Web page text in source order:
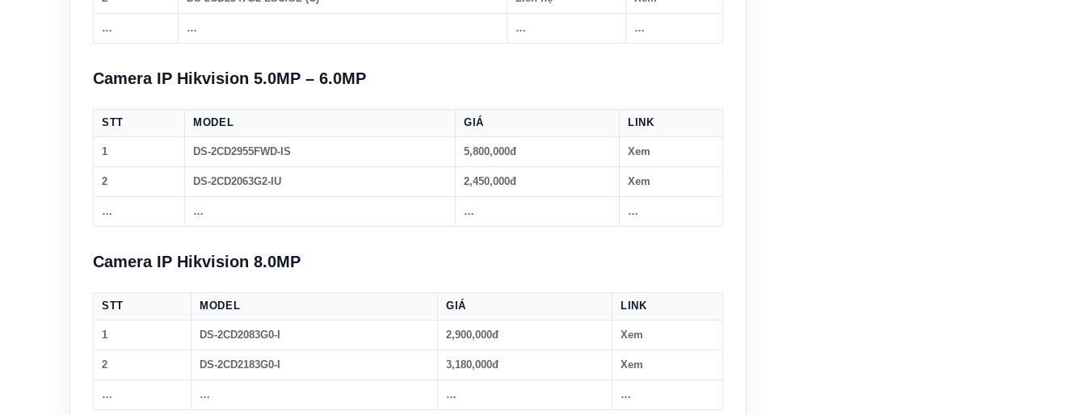
… … … …
Camera IP Hikvision 5.0MP – 6.0MP
STT MODEL GIÁ LINK
1 DS-2CD2955FWD-IS 5,800,000đ Xem
2 DS-2CD2063G2-IU 2,450,000đ Xem
… … … …
Camera IP Hikvision 8.0MP
STT MODEL GIÁ LINK
1 DS-2CD2083G0-I 2,900,000đ Xem
2 DS-2CD2183G0-I 3,180,000đ Xem
… … … …